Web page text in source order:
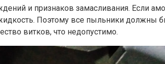
и признаков замасливания. Если
Поэтому все пыльники должны
витков, что недопустимо.